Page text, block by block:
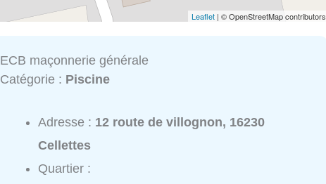
Leaflet | © OpenStreetMap contributors
ECB maçonnerie générale
Catégorie : Piscine
Adresse : 12 route de villognon, 16230
Cellettes
Quartier :